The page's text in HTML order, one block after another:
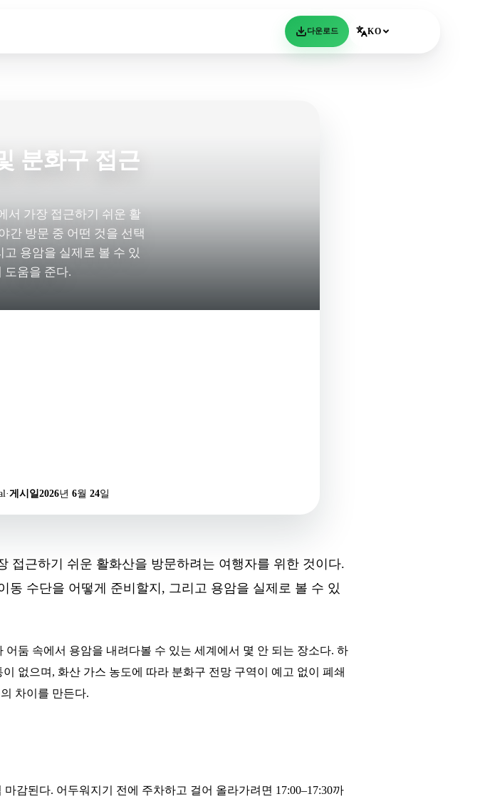
다운로드 KO
분화구 접근
서 가장 접근하기 쉬운 활
간 방문 중 어떤 것을 선택
용암을 실제로 볼 수 있
도움을 준다.
·게시일2026년 6월 24일
접근하기 쉬운 활화산을 방문하려는 여행자를 위한 것이다.
수단을 어떻게 준비할지, 그리고 용암을 실제로 볼 수 있
둠 속에서 용암을 내려다볼 수 있는 세계에서 몇 안 되는 장소다. 하
없으며, 화산 가스 농도에 따라 분화구 전망 구역이 예고 없이 폐쇄
차이를 만든다.
감된다. 어두워지기 전에 주차하고 걸어 올라가려면 17:00–17:30까